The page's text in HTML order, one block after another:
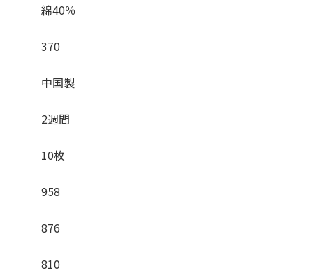
綿40％
370
中国製
2週間
10枚
958
876
810